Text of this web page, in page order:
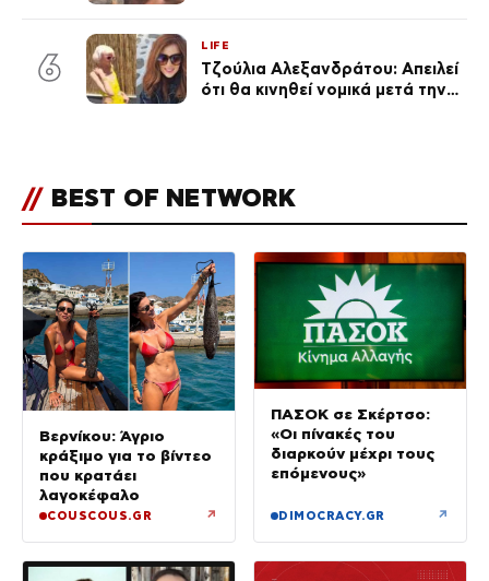
6
LIFE
Τζούλια Αλεξανδράτου: Απειλεί
ότι θα κινηθεί νομικά μετά την
// BEST OF NETWORK
Βερνίκου: Άγριο
κράξιμο για το βίντεο
που κρατάει
λαγοκέφαλο
COUSCOUS.GR ↗
ΠΑΣΟΚ σε Σκέρτσο:
«Οι πίνακές του
διαρκούν μέχρι τους
επόμενους»
DIMOCRACY.GR ↗